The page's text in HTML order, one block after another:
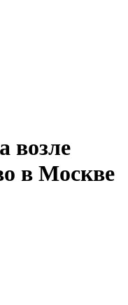
возле
в Москве